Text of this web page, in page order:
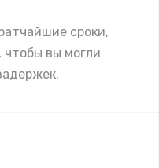
сроки,
чтобы вы могли